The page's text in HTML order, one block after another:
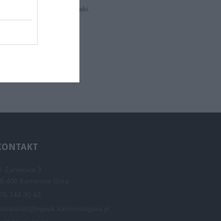
uczestniczą przedszkolaki.